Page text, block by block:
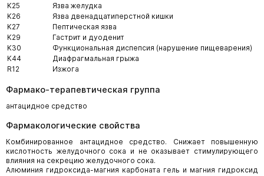
K25
Язва желудка
K26
Язва двенадцатиперстной кишки
K27
Пептическая язва
K29
Гастрит и дуоденит
K30
Функциональная диспепсия (нарушение пищеварения)
K44
Диафрагмальная грыжа
R12
Изжога
Фармако-терапевтическая группа
антацидное средство
Фармакологические свойства
Комбинированное антацидное средство. Снижает повышенную
кислотность желудочного сока и не оказывает стимулирующего
влияния на секрецию желудочного сока.
Алюминия гидроксида-магния карбоната гель и магния гидроксид